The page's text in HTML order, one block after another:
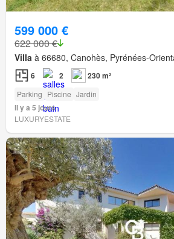
599 000 €
622 000 €
Villa à 66680, Canohès, Pyrénées-
6 2 230 m²
Parking Piscine Jardin
Il y a 5 jours
LUXURYESTATE